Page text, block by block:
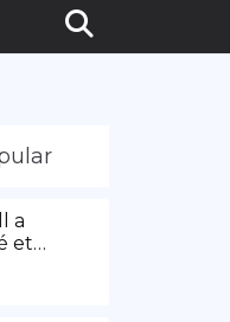
a
et
Russell